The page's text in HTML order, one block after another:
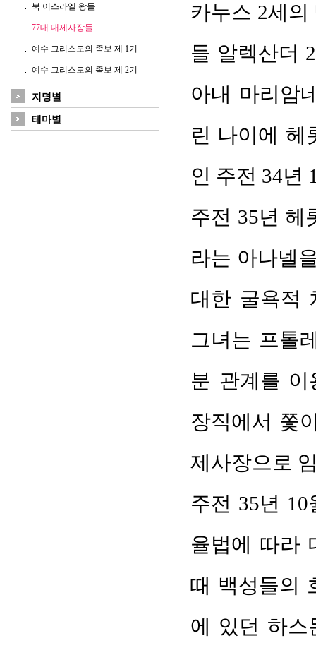
북 이스라엘 왕들
77대 대제사장들
예수 그리스도의 족보 제 1기
예수 그리스도의 족보 제 2기
지명별
테마별
카누스 2세
들 알렉산더
아내 마리암
린 나이에 헤
인 주전 34년
주전 35년 헤
라는 아나넬
대한 굴욕적
그녀는 프톨
분 관계를 이
장직에서 쫓
제사장으로
주전 35년
율법에 따라
때 백성들의
에 있던 하스